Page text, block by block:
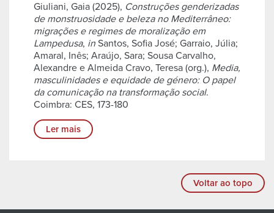
Giuliani, Gaia (2025), Construções genderizadas
de monstruosidade e beleza no Mediterrâneo:
migrações e regimes de moralização em
Lampedusa, in Santos, Sofia José; Garraio, Júlia;
Amaral, Inês; Araújo, Sara; Sousa Carvalho,
Alexandre e Almeida Cravo, Teresa (org.), Media,
masculinidades e equidade de género: O papel
da comunicação na transformação social.
Coimbra: CES, 173-180
Ler mais
Voltar ao topo